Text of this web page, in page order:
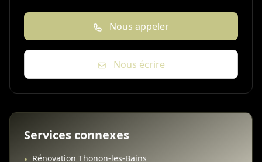
Nous appeler
Nous écrire
Services connexes
Rénovation Thonon-les-Bains